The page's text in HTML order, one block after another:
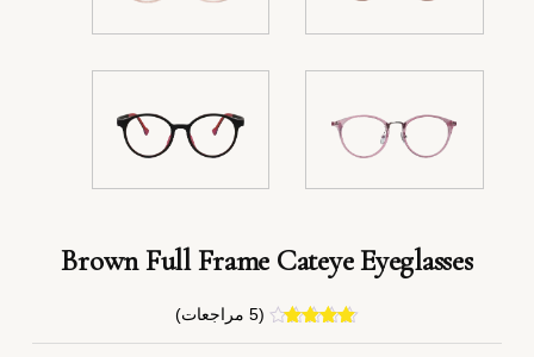
Brown Full Frame Cateye Eyeglasses
تم التقييم
4
(
5 مراجعات)